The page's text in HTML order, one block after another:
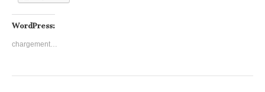
WordPress:
chargement…